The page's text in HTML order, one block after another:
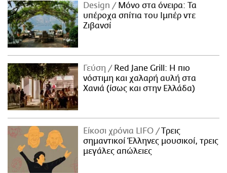
Design
Μόνο στα όνειρα: Τα
υπέροχα σπίτια του Ιμπέρ ντε
Ζιβανσί
Γεύση
Red Jane Grill: Η πιο
νόστιμη και χαλαρή αυλή στα
Χανιά (ίσως και στην Ελλάδα)
Είκοσι χρόνια LIFO
Tρεις
σημαντικοί Έλληνες μουσικοί, τρεις
μεγάλες απώλειες